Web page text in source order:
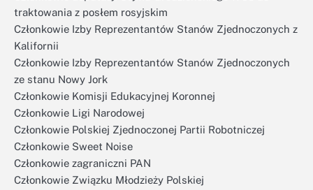
traktowania z posłem rosyjskim
Członkowie Izby Reprezentantów Stanów Zjednoczonych z
Kalifornii
Członkowie Izby Reprezentantów Stanów Zjednoczonych
ze stanu Nowy Jork
Członkowie Komisji Edukacyjnej Koronnej
Członkowie Ligi Narodowej
Członkowie Polskiej Zjednoczonej Partii Robotniczej
Członkowie Sweet Noise
Członkowie zagraniczni PAN
Członkowie Związku Młodzieży Polskiej